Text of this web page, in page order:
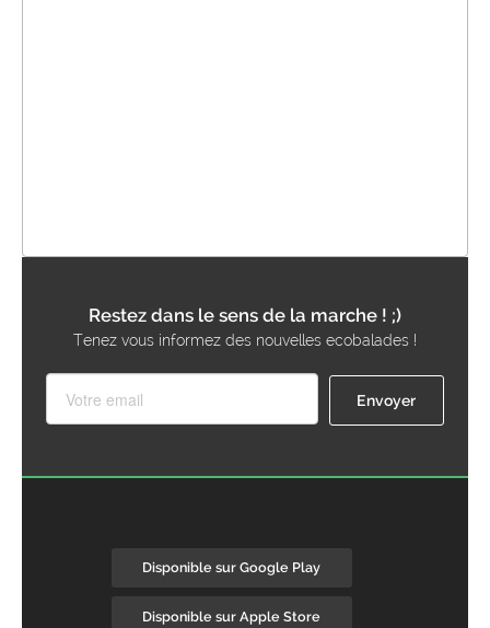
Restez dans le sens de la marche ! ;)
Tenez vous informez des nouvelles ecobalades !
Disponible sur Google Play
Disponible sur Apple Store